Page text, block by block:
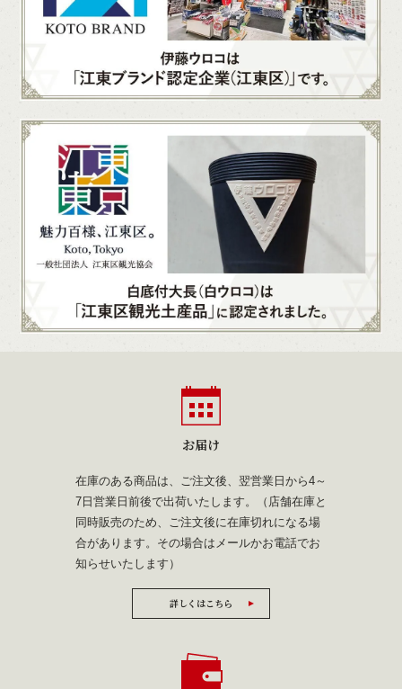
お届け
在庫のある商品は、ご注文後、翌営業日から4～
7日営業日前後で出荷いたします。（店舗在庫と
同時販売のため、ご注文後に在庫切れになる場
合があります。その場合はメールかお電話でお
知らせいたします）
詳しくはこちら